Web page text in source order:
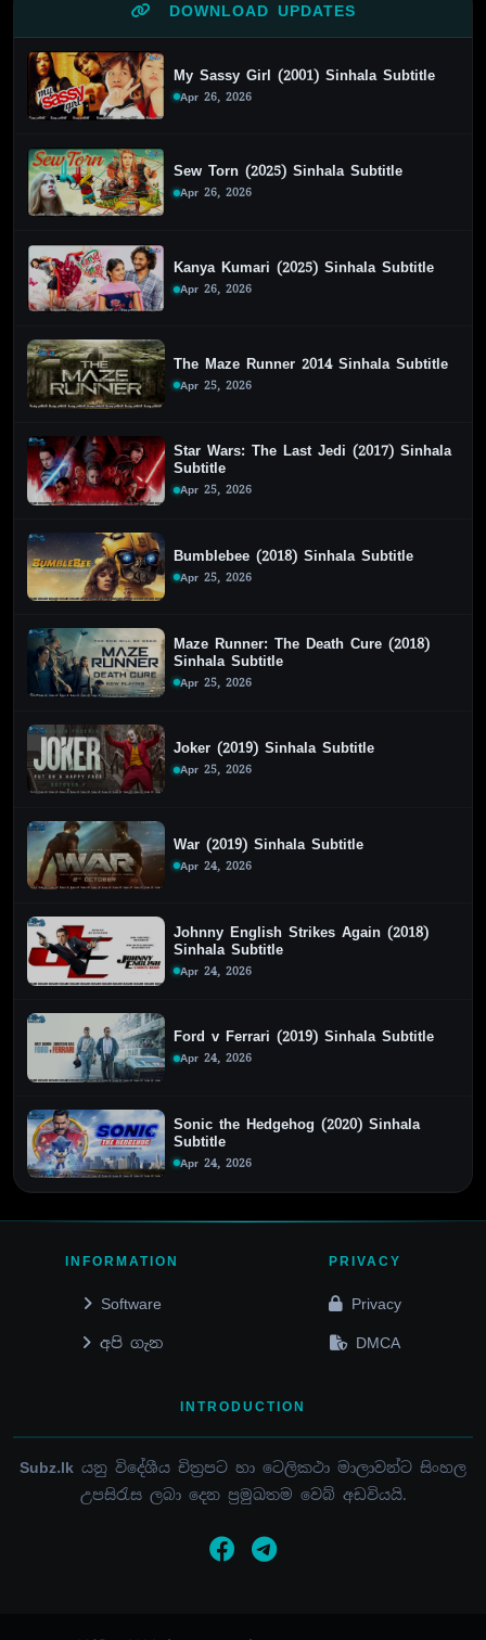
DOWNLOAD UPDATES
My Sassy Girl (2001) Sinhala Subtitle
Apr 26, 2026
Sew Torn (2025) Sinhala Subtitle
Apr 26, 2026
Kanya Kumari (2025) Sinhala Subtitle
Apr 26, 2026
The Maze Runner 2014 Sinhala Subtitle
Apr 25, 2026
Star Wars: The Last Jedi (2017) Sinhala
Subtitle
Apr 25, 2026
Bumblebee (2018) Sinhala Subtitle
Apr 25, 2026
Maze Runner: The Death Cure (2018)
Sinhala Subtitle
Apr 25, 2026
Joker (2019) Sinhala Subtitle
Apr 25, 2026
War (2019) Sinhala Subtitle
Apr 24, 2026
Johnny English Strikes Again (2018)
Sinhala Subtitle
Apr 24, 2026
Ford v Ferrari (2019) Sinhala Subtitle
Apr 24, 2026
Sonic the Hedgehog (2020) Sinhala
Subtitle
Apr 24, 2026
INFORMATION
Software
අපි ගැන
PRIVACY
Privacy
DMCA
INTRODUCTION
Subz.lk යනු විදේශීය චිත්‍රපට හා ටෙලිකථා මාලාවන්ට සිංහල
උපසිරැස ලබා දෙන ප්‍රමුඛතම වෙබ් අඩවියයි.